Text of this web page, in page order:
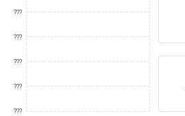
???
???
???
???
???